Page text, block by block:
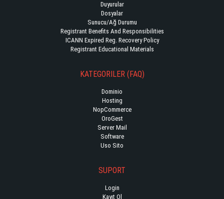
Duyurular
Dosyalar
Sunucu/Ağ Durumu
Registrant Benefits And Responsibilities
ICANN Expired Reg. Recovery Policy
Registrant Educational Materials
KATEGORILER (FAQ)
Dominio
Hosting
NopCommerce
OroGest
Server Mail
Software
Uso Sito
SUPORT
Login
Kayıt Ol